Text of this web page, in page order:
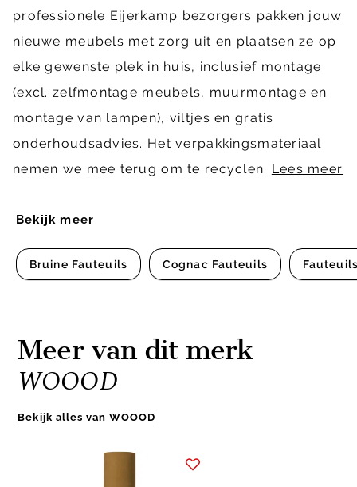
Bekijk meer
Bruine Fauteuils Cognac Fauteuils
professionele Eijerkamp bezorgers pakken jouw
nieuwe meubels met zorg uit en plaatsen ze op
elke gewenste plek in huis, inclusief montage
(excl. zelfmontage meubels, muurmontage en
montage van lampen), viltjes en gratis
onderhoudsadvies. Het verpakkingsmateriaal
nemen we mee terug om te recyclen. Lees meer
Meer van dit merk
WOOOD
Bekijk alles van WOOOD